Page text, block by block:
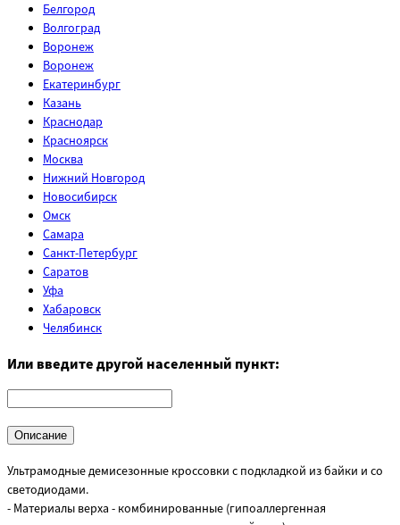
Белгород
Волгоград
Воронеж
Воронеж
Екатеринбург
Казань
Краснодар
Красноярск
Москва
Нижний Новгород
Новосибирск
Омск
Самара
Санкт-Петербург
Саратов
Уфа
Хабаровск
Челябинск
Или введите другой населенный пункт:
Описание
Ультрамодные демисезонные кроссовки с подкладкой из байки и со
светодиодами.
- Материалы верха - комбинированные (гипоаллергенная